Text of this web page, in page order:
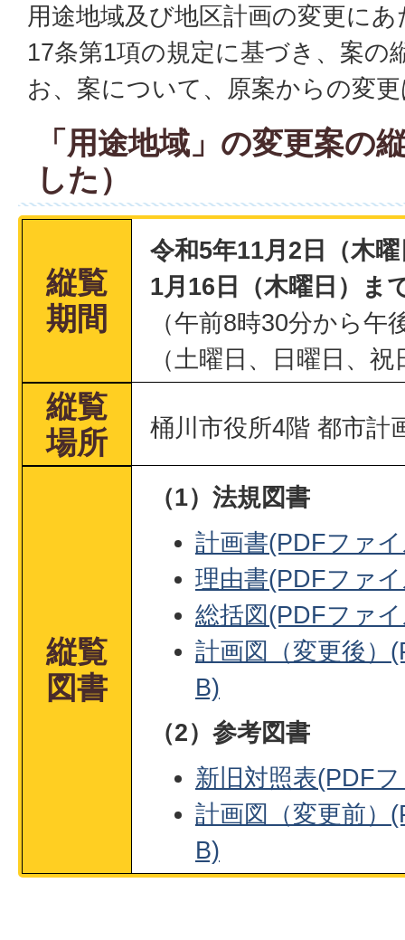
用途地域及び地区計画の変更に
17条第1項の規定に基づき、案の
お、案について、原案からの変
「用途地域」の変更案の
した）
縦覧
期間
令和5年11月2日（木
1月16日（木曜日）ま
（午前8時30分から午
（土曜日、日曜日、
縦覧
場所
桶川市役所4階 都市計
縦覧
図書
（1）法規図書
計画書(PDFファ
理由書(PDFファ
総括図(PDFファ
計画図（変更後）
B)
（2）参考図書
新旧対照表(PDF
計画図（変更前）
B)